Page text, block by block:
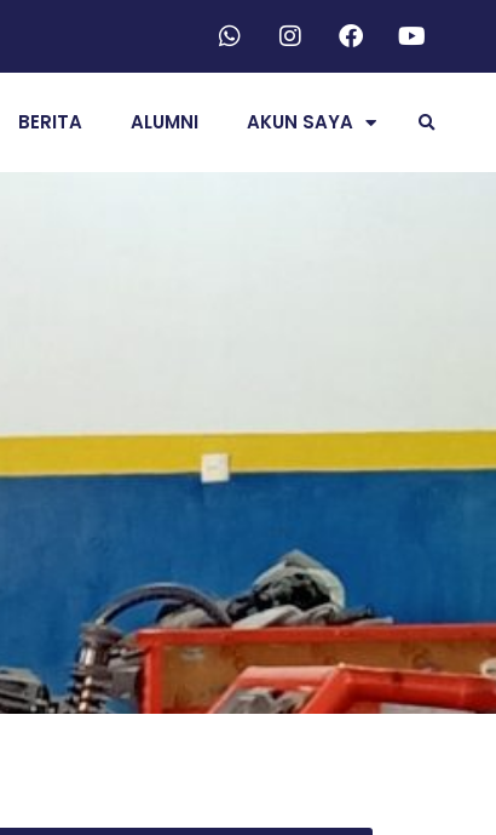
BERITA ALUMNI AKUN SAYA